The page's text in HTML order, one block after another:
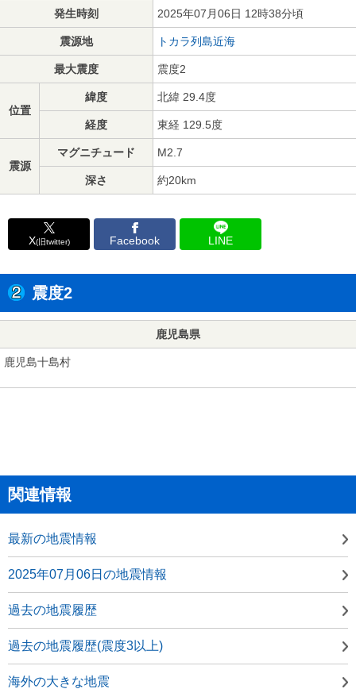
発生時刻 2025年07月06日 12時38分頃
震源地 トカラ列島近海
最大震度 震度2
位置
緯度 北緯 29.4度
経度 東経 129.5度
震源
マグニチュード M2.7
深さ 約20km
X(旧twitter) Facebook LINE
震度2
鹿児島県
鹿児島十島村
関連情報
最新の地震情報
2025年07月06日の地震情報
過去の地震履歴
過去の地震履歴(震度3以上)
海外の大きな地震